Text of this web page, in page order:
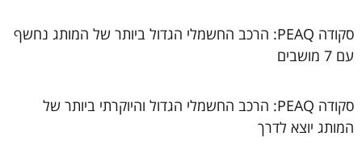
סקודה PEAQ: הרכב החשמלי הגדול ביותר של המותג נחשף
עם 7 מושבים
סקודה PEAQ: הרכב החשמלי הגדול והיוקרתי ביותר של
המותג יוצא לדרך